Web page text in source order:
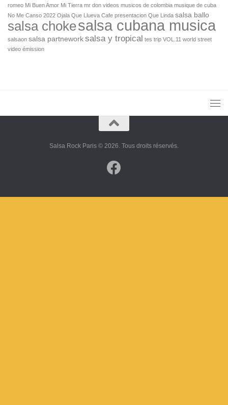
romeo Mi Buen Amor Mi Tierra mr don videos musicos de colombia musique de cuba
No Me Canso 2022 Ojala Que Llueva Cafe presentacion Que Linda salsa ballo
salsa chokesalsa cubana musica
salsaon salsa partnework salsa y tropical tes trip VOL.11 world street
video émission
Salsa Rock Paris © 2026. Tous droits réservés.